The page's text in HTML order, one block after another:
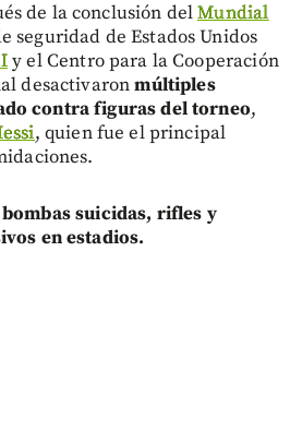
de la conclusión delMundial
seguridad de Estados Unidos
y el Centro para la Cooperación
desactivaronmúltiples
contra figuras del torneo,
, quien fue el principal
bombas suicidas, rifles y
en estadios.